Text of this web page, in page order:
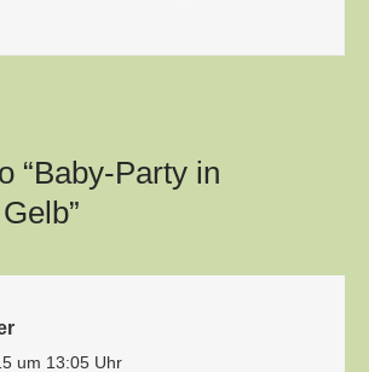
“Baby-Party in
um 13:05 Uhr